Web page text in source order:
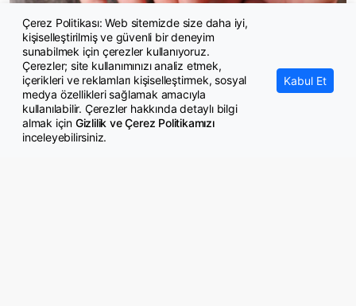
Kuşadası Belediyesi'ne yönelik operasyonda yeni dalga
Çerez Politikası: Web sitemizde size daha iyi,
kişiselleştirilmiş ve güvenli bir deneyim
sunabilmek için çerezler kullanıyoruz.
Çerezler; site kullanımınızı analiz etmek,
içerikleri ve reklamları kişiselleştirmek, sosyal
medya özellikleri sağlamak amacıyla
kullanılabilir. Çerezler hakkında detaylı bilgi
almak için Gizlilik ve Çerez Politikamızı
inceleyebilirsiniz.
Kabul Et